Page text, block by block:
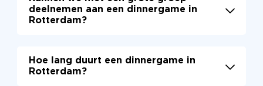
lokaal tintje.
je samen met je tafelgenoten een mysterie
oplost. Elk thema biedt unieke uitdagingen en
deelnemen aan een dinnergame in
Rotterdam?
groottes voor onze dinnergames. Of je nu met
een klein team of een grote groep komt, we
Hoe lang duurt een dinnergame in
Rotterdam?